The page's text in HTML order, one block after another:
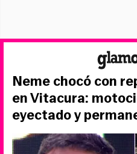
Neme chocó con
en Vitacura:
eyectado y